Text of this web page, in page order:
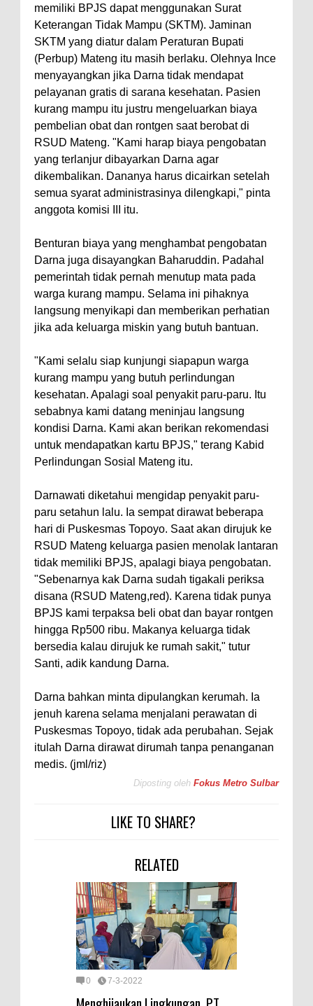
memiliki BPJS dapat menggunakan Surat
Keterangan Tidak Mampu (SKTM). Jaminan
SKTM yang diatur dalam Peraturan Bupati
(Perbup) Mateng itu masih berlaku. Olehnya Ince
menyayangkan jika Darna tidak mendapat
pelayanan gratis di sarana kesehatan. Pasien
kurang mampu itu justru mengeluarkan biaya
pembelian obat dan rontgen saat berobat di
RSUD Mateng. "Kami harap biaya pengobatan
yang terlanjur dibayarkan Darna agar
dikembalikan. Dananya harus dicairkan setelah
semua syarat administrasinya dilengkapi," pinta
anggota komisi III itu.
Benturan biaya yang menghambat pengobatan
Darna juga disayangkan Baharuddin. Padahal
pemerintah tidak pernah menutup mata pada
warga kurang mampu. Selama ini pihaknya
langsung menyikapi dan memberikan perhatian
jika ada keluarga miskin yang butuh bantuan.
"Kami selalu siap kunjungi siapapun warga
kurang mampu yang butuh perlindungan
kesehatan. Apalagi soal penyakit paru-paru. Itu
sebabnya kami datang meninjau langsung
kondisi Darna. Kami akan berikan rekomendasi
untuk mendapatkan kartu BPJS," terang Kabid
Perlindungan Sosial Mateng itu.
Darnawati diketahui mengidap penyakit paru-
paru setahun lalu. Ia sempat dirawat beberapa
hari di Puskesmas Topoyo. Saat akan dirujuk ke
RSUD Mateng keluarga pasien menolak lantaran
tidak memiliki BPJS, apalagi biaya pengobatan.
"Sebenarnya kak Darna sudah tigakali periksa
disana (RSUD Mateng,red). Karena tidak punya
BPJS kami terpaksa beli obat dan bayar rontgen
hingga Rp500 ribu. Makanya keluarga tidak
bersedia kalau dirujuk ke rumah sakit," tutur
Santi, adik kandung Darna.
Darna bahkan minta dipulangkan kerumah. Ia
jenuh karena selama menjalani perawatan di
Puskesmas Topoyo, tidak ada perubahan. Sejak
itulah Darna dirawat dirumah tanpa penanganan
medis. (jml/riz)
Diposting oleh Fokus Metro Sulbar
LIKE TO SHARE?
RELATED
0 7-3-2022